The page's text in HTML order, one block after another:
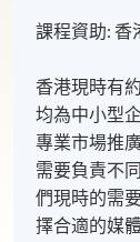
課程資助: 香
香港現時有
均為中小型
專業市場推
需要負責不
們現時的需
擇合適的媒